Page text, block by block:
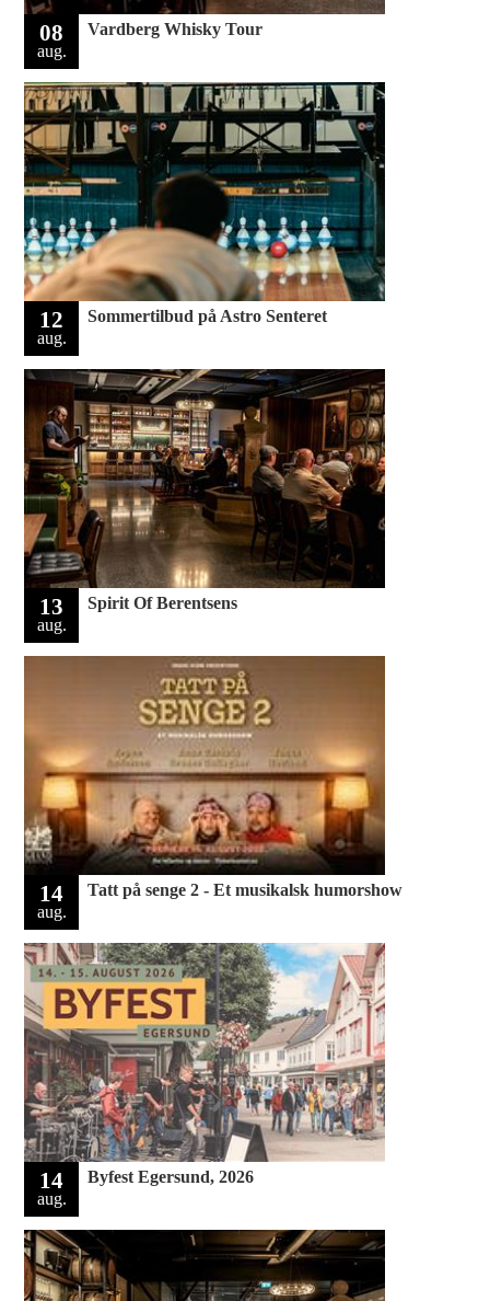
08
aug.
Vardberg Whisky Tour
12
aug.
Sommertilbud på Astro Senteret
13
aug.
Spirit Of Berentsens
14
aug.
Tatt på senge 2 - Et musikalsk humorshow
14
aug.
Byfest Egersund, 2026